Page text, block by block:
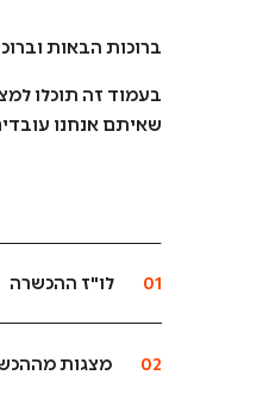
ברוכות הבאות
בעמוד זה תוכלו
שאיתם אנחנו
01 לו"ז ההכשרה
02 מצגות